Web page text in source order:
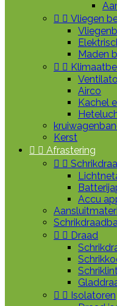
  Vliegen
Maden
 
Airco
Kachel
Kerst
  Afrastering
 
Accu
  Draad
  Isolatoren